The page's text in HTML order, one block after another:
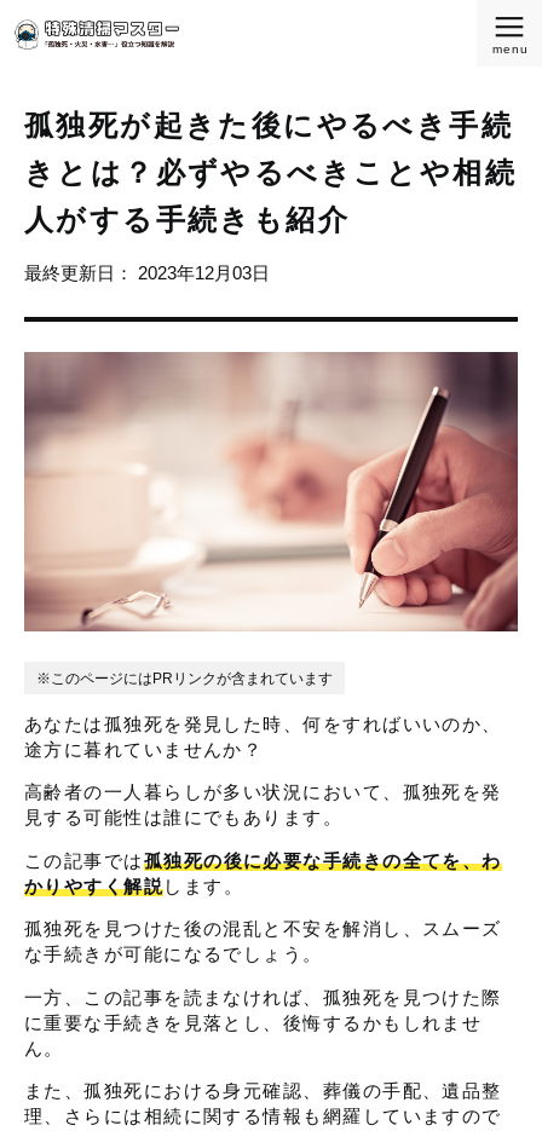
特殊清掃マスター
孤独死が起きた後にやるべき手続
きとは？必ずやるべきことや相続
人がする手続きも紹介
最終更新日： 2023年12月03日
※このページにはPRリンクが含まれています
あなたは孤独死を発見した時、何をすればいいのか、
途方に暮れていませんか？
高齢者の一人暮らしが多い状況において、孤独死を発
見する可能性は誰にでもあります。
この記事では孤独死の後に必要な手続きの全てを、わ
かりやすく解説します。
孤独死を見つけた後の混乱と不安を解消し、スムーズ
な手続きが可能になるでしょう。
一方、この記事を読まなければ、孤独死を見つけた際
に重要な手続きを見落とし、後悔するかもしれませ
ん。
また、孤独死における身元確認、葬儀の手配、遺品整
理、さらには相続に関する情報も網羅していますので